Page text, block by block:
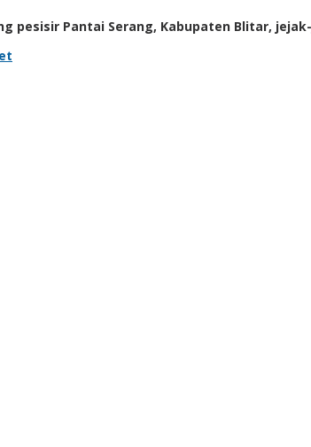
pesisir Pantai Serang, Kabupaten Blitar,